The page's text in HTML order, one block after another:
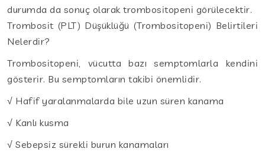
durumda da sonuç olarak trombositopeni görülecektir.
Trombosit (PLT) Düşüklüğü (Trombositopeni) Belirtileri
Nelerdir?
Trombositopeni, vücutta bazı semptomlarla kendini
gösterir. Bu semptomların takibi önemlidir.
√ Hafif yaralanmalarda bile uzun süren kanama
√ Kanlı kusma
√ Sebepsiz sürekli burun kanamaları